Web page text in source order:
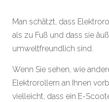
Man schätzt, dass
als zu Fuß und dass sie
umweltfreundlich sind.
Wenn Sie sehen, wie
Elektrorollern an Ihnen
vielleicht, dass ein E-